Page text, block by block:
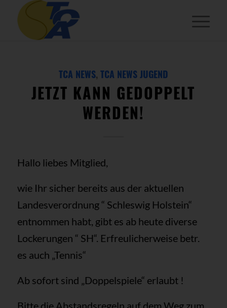
TCA NEWS, TCA NEWS JUGEND
JETZT KANN GEDOPPELT
WERDEN!
Hallo liebes Mitglied,
wie Ihr sicher bereits aus der aktuellen
Landesverordnung “ Schleswig Holstein“
entnommen habt, gibt es ab heute diverse
Lockerungen “ SH“. Erfreulicherweise betr.
es auch „Tennis“
Ab sofort sind „Doppelspiele“ erlaubt !
Bitte die Abstandsregeln auf dem Weg zum